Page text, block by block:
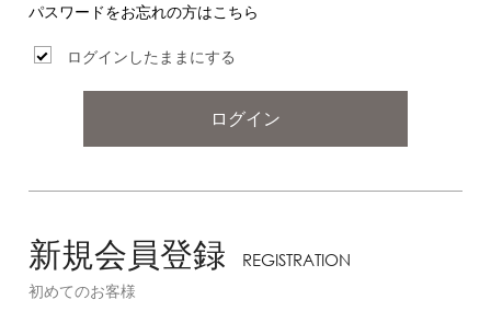
パスワードをお忘れの方はこちら
ログインしたままにする
ログイン
新規会員登録 REGISTRATION
初めてのお客様